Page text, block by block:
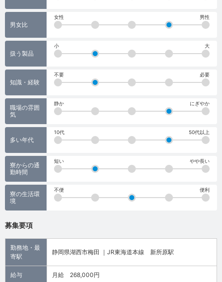
男女比
女性 男性
扱う製品
小 大
知識・経験
不要 必要
職場の雰囲
気
静か にぎやか
多い年代
10代 50代以上
寮からの通
勤時間
短い やや長い
寮の生活環
境
不便 便利
募集要項
勤務地・最
寄駅
静岡県湖西市梅田 ｜JR東海道本線 新所原駅
給与 月給 268,000円